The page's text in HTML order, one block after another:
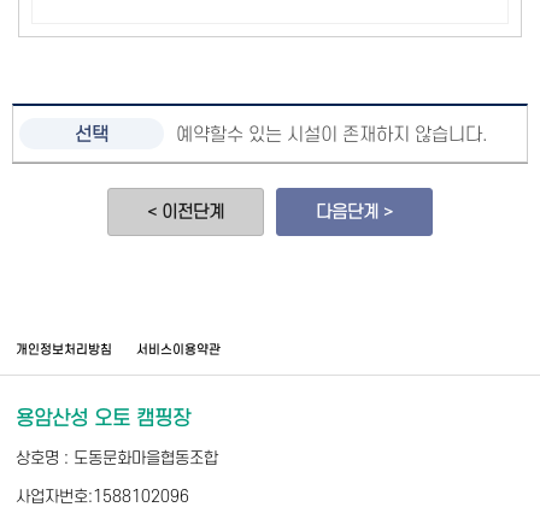
예약할수 있는 시설이 존재하지 않습니다.
< 이전단계 다음단계 >
개인정보처리방침 서비스이용약관
용암산성 오토 캠핑장
상호명 : 도동문화마을협동조합
사업자번호:1588102096